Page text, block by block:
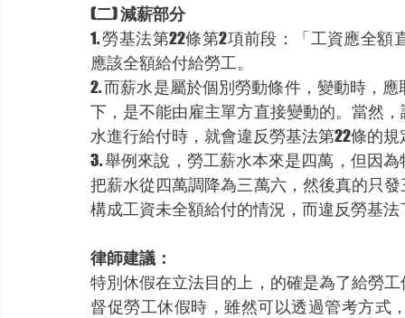
(二) 減薪部分
1. 勞基法第22條第2項前段：「工資應全
應該全額給付給勞工。
2. 而薪水是屬於個別勞動條件，變動時，
下，是不能由雇主單方直接變動的。當然
水進行給付時，就會違反勞基法第22條的規
3. 舉例來說，勞工薪水本來是四萬，但因
把薪水從四萬調降為三萬六，然後真的只
構成工資未全額給付的情況，而違反勞基法
律師建議：
特別休假在立法目的上，的確是為了給勞
督促勞工休假時，雖然可以透過管考方式